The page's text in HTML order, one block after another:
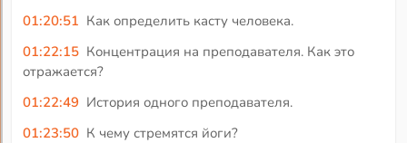
01:20:51 Как определить касту человека.
01:22:15 Концентрация на преподавателя. Как это
отражается?
01:22:49 История одного преподавателя.
01:23:50 К чему стремятся йоги?